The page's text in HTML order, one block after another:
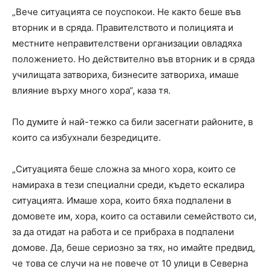
„Вече ситуацията се поуспокои. Не както беше във
вторник и в сряда. Правителството и полицията и
местните неправителствени организации овладяха
положението. Но действително във вторник и в сряда
училищата затвориха, бизнесите затвориха, имаше
влияние върху много хора“, каза тя.
По думите ѝ най-тежко са били засегнати районите, в
които са избухнали безредиците.
„Ситуацията беше сложна за много хора, които се
намираха в тези специални среди, където ескалира
ситуацията. Имаше хора, които бяха подпалени в
домовете им, хора, които са оставили семейството си,
за да отидат на работа и се прибраха в подпалени
домове. Да, беше сериозно за тях, но имайте предвид,
че това се случи на не повече от 10 улици в Северна